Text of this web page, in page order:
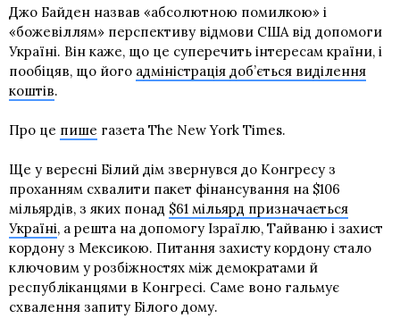
Джо Байден назвав «абсолютною помилкою» і
«божевіллям» перспективу відмови США від допомоги
Україні. Він каже, що це суперечить інтересам країни, і
пообіцяв, що його адміністрація доб’ється виділення
коштів.
Про це пише газета The New York Times.
Ще у вересні Білий дім звернувся до Конгресу з
проханням схвалити пакет фінансування на $106
мільярдів, з яких понад $61 мільярд призначається
Україні, а решта на допомогу Ізраїлю, Тайваню і захист
кордону з Мексикою. Питання захисту кордону стало
ключовим у розбіжностях між демократами й
республіканцями в Конгресі. Саме воно гальмує
схвалення запиту Білого дому.